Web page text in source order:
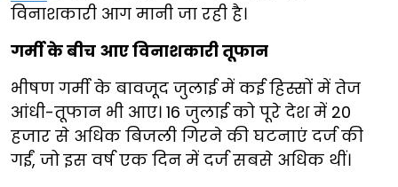
विनाशकारी आग मानी जा रही है।
गर्मी के बीच आए विनाशकारी तूफान
भीषण गर्मी के बावजूद जुलाई में कई हिस्सों में तेज
आंधी-तूफान भी आए। 16 जुलाई को पूरे देश में 20
हजार से अधिक बिजली गिरने की घटनाएं दर्ज की
गईं, जो इस वर्ष एक दिन में दर्ज सबसे अधिक थीं।